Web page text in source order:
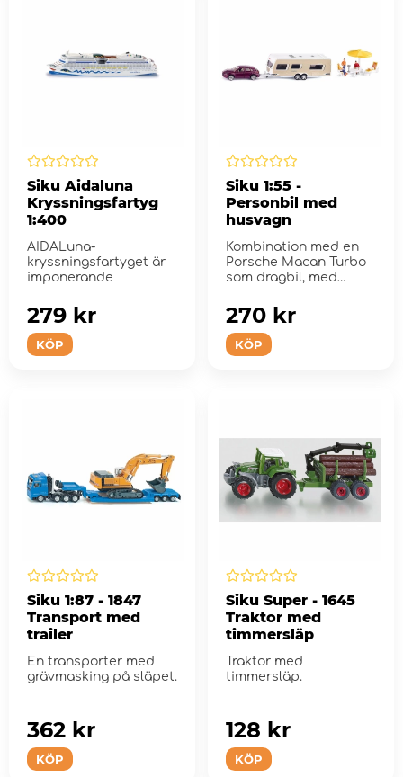
Siku Aidaluna
Kryssningsfartyg
1:400
AIDALuna-
kryssningsfartyget är
imponerande
KÖP
279 kr
Siku 1:55 -
Personbil med
husvagn
Kombination med en
Porsche Macan Turbo
som dragbil, med
Emotion husva...
KÖP
270 kr
Siku 1:87 - 1847
Transport med
trailer
En transporter med
grävmasking på släpet.
KÖP
362 kr
Siku Super - 1645
Traktor med
timmersläp
Traktor med
timmersläp.
KÖP
128 kr